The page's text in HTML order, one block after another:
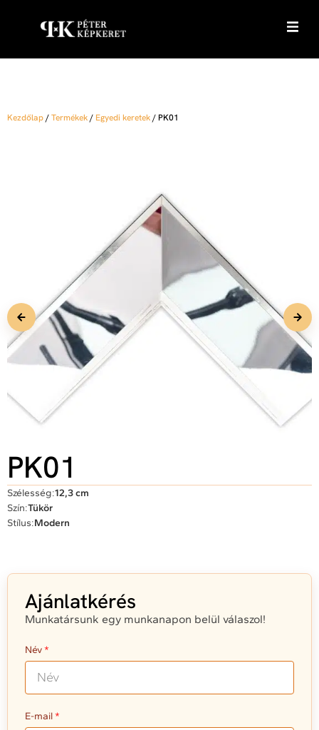
Kezdőlap/Termékek/ Egyedi keretek/PK01
PK01
Szélesség:12,3 cm
Szín:Tükör
Stílus:Modern
Ajánlatkérés
Munkatársunk egy munkanapon belül válaszol!
Név
E-mail